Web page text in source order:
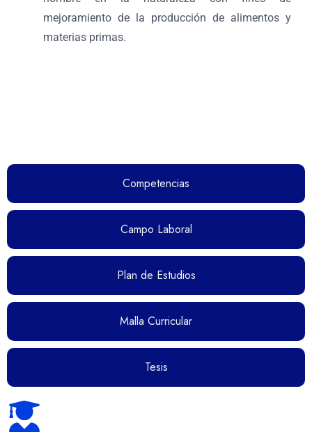
Competencias
Campo Laboral
Plan de Estudios
Malla Curricular
Tesis
mejoramiento de la producción de alimentos y
materias primas.